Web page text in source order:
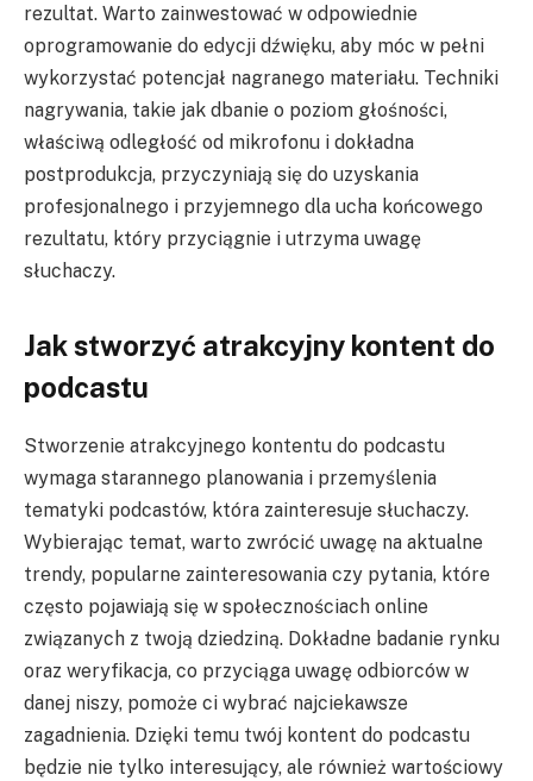
rezultat. Warto zainwestować w odpowiednie
oprogramowanie do edycji dźwięku, aby móc w pełni
wykorzystać potencjał nagranego materiału. Techniki
nagrywania, takie jak dbanie o poziom głośności,
właściwą odległość od mikrofonu i dokładna
postprodukcja, przyczyniają się do uzyskania
profesjonalnego i przyjemnego dla ucha końcowego
rezultatu, który przyciągnie i utrzyma uwagę
słuchaczy.
Jak stworzyć atrakcyjny kontent do
podcastu
Stworzenie atrakcyjnego kontentu do podcastu
wymaga starannego planowania i przemyślenia
tematyki podcastów, która zainteresuje słuchaczy.
Wybierając temat, warto zwrócić uwagę na aktualne
trendy, popularne zainteresowania czy pytania, które
często pojawiają się w społecznościach online
związanych z twoją dziedziną. Dokładne badanie rynku
oraz weryfikacja, co przyciąga uwagę odbiorców w
danej niszy, pomoże ci wybrać najciekawsze
zagadnienia. Dzięki temu twój kontent do podcastu
będzie nie tylko interesujący, ale również wartościowy